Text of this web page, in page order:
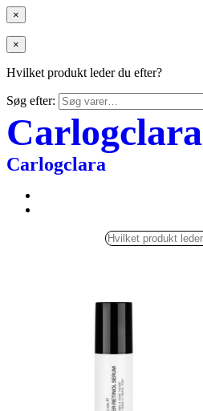
×
×
Hvilket produkt leder du efter?
Søg efter:
Carlogclara
Carlogclara